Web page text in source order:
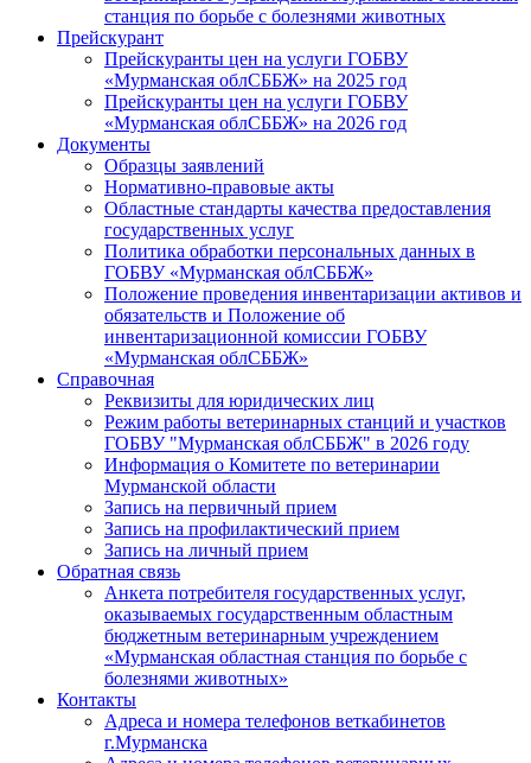
станция по борьбе с болезнями животных
Прейскурант
Прейскуранты цен на услуги ГОБВУ
«Мурманская облСББЖ» на 2025 год
Прейскуранты цен на услуги ГОБВУ
«Мурманская облСББЖ» на 2026 год
Документы
Образцы заявлений
Нормативно-правовые акты
Областные стандарты качества предоставления
государственных услуг
Политика обработки персональных данных в
ГОБВУ «Мурманская облСББЖ»
Положение проведения инвентаризации активов и
обязательств и Положение об
инвентаризационной комиссии ГОБВУ
«Мурманская облСББЖ»
Справочная
Реквизиты для юридических лиц
Режим работы ветеринарных станций и участков
ГОБВУ "Мурманская облСББЖ" в 2026 году
Информация о Комитете по ветеринарии
Мурманской области
Запись на первичный прием
Запись на профилактический прием
Запись на личный прием
Обратная связь
Анкета потребителя государственных услуг,
оказываемых государственным областным
бюджетным ветеринарным учреждением
«Мурманская областная станция по борьбе с
болезнями животных»
Контакты
Адреса и номера телефонов веткабинетов
г.Мурманска